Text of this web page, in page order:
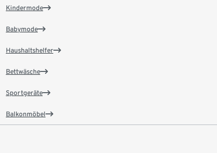
Kindermode
Babymode
Haushaltshelfer
Bettwäsche
Sportgeräte
Balkonmöbel